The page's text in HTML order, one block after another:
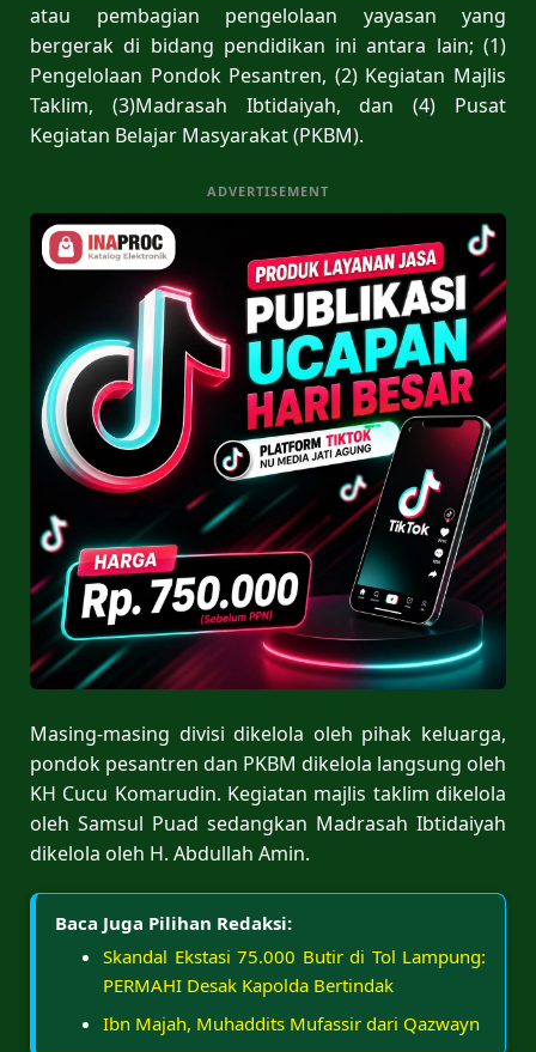
atau pembagian pengelolaan yayasan yang
bergerak di bidang pendidikan ini antara lain; (1)
Pengelolaan Pondok Pesantren, (2) Kegiatan Majlis
Taklim, (3)Madrasah Ibtidaiyah, dan (4) Pusat
Kegiatan Belajar Masyarakat (PKBM).
ADVERTISEMENT
Masing-masing divisi dikelola oleh pihak keluarga,
pondok pesantren dan PKBM dikelola langsung oleh
KH Cucu Komarudin. Kegiatan majlis taklim dikelola
oleh Samsul Puad sedangkan Madrasah Ibtidaiyah
dikelola oleh H. Abdullah Amin.
Baca Juga Pilihan Redaksi:
Skandal Ekstasi 75.000 Butir di Tol Lampung:
PERMAHI Desak Kapolda Bertindak
Ibn Majah, Muhaddits Mufassir dari Qazwayn